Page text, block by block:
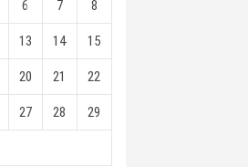
6 7 8
13 14 15
20 21 22
27 28 29